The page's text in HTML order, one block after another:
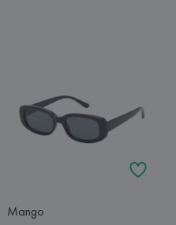
Mango